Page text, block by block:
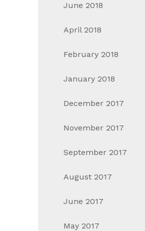
June 2018
April 2018
February 2018
January 2018
December 2017
November 2017
September 2017
August 2017
June 2017
May 2017